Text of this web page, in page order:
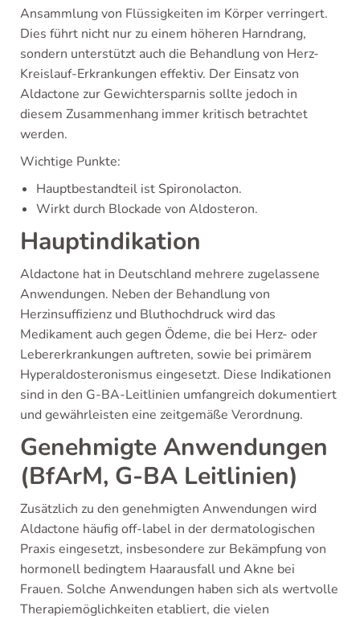
Ansammlung von Flüssigkeiten im Körper verringert.
Dies führt nicht nur zu einem höheren Harndrang,
sondern unterstützt auch die Behandlung von Herz-
Kreislauf-Erkrankungen effektiv. Der Einsatz von
Aldactone zur Gewichtersparnis sollte jedoch in
diesem Zusammenhang immer kritisch betrachtet
werden.
Wichtige Punkte:
Hauptbestandteil ist Spironolacton.
Wirkt durch Blockade von Aldosteron.
Hauptindikation
Aldactone hat in Deutschland mehrere zugelassene
Anwendungen. Neben der Behandlung von
Herzinsuffizienz und Bluthochdruck wird das
Medikament auch gegen Ödeme, die bei Herz- oder
Lebererkrankungen auftreten, sowie bei primärem
Hyperaldosteronismus eingesetzt. Diese Indikationen
sind in den G-BA-Leitlinien umfangreich dokumentiert
und gewährleisten eine zeitgemäße Verordnung.
Genehmigte Anwendungen
(BfArM, G-BA Leitlinien)
Zusätzlich zu den genehmigten Anwendungen wird
Aldactone häufig off-label in der dermatologischen
Praxis eingesetzt, insbesondere zur Bekämpfung von
hormonell bedingtem Haarausfall und Akne bei
Frauen. Solche Anwendungen haben sich als wertvolle
Therapiemöglichkeiten etabliert, die vielen